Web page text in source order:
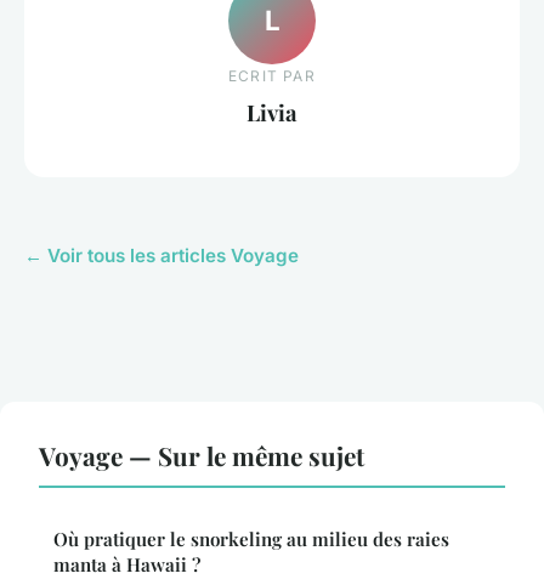
L
ECRIT PAR
Livia
← Voir tous les articles Voyage
Voyage — Sur le même sujet
Où pratiquer le snorkeling au milieu des raies
manta à Hawaii ?